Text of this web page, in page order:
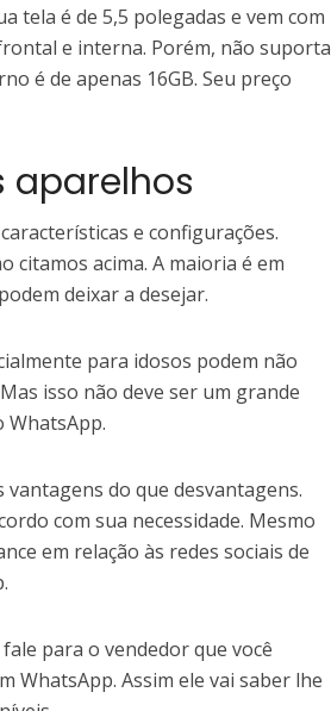
tela é de 5,5 polegadas e vem com
e interna. Porém, não suporta
é de apenas 16GB. Seu preço
aparelhos
e configurações.
citamos acima. A maioria é em
deixar a desejar.
para idosos podem não
isso não deve ser um grande
WhatsApp.
do que desvantagens.
com sua necessidade. Mesmo
em relação às redes sociais de
para o vendedor que você
WhatsApp. Assim ele vai saber lhe